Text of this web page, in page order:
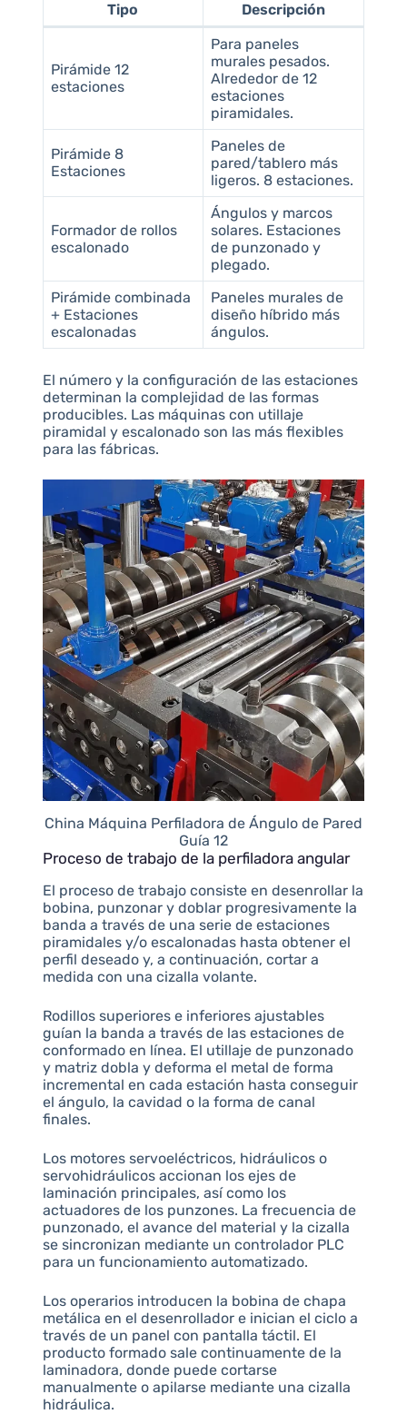
Tipo Descripción
Pirámide 12
estaciones
Para paneles
murales pesados.
Alrededor de 12
estaciones
piramidales.
Pirámide 8
Estaciones
Paneles de
pared/tablero más
ligeros. 8 estaciones.
Formador de rollos
escalonado
Ángulos y marcos
solares. Estaciones
de punzonado y
plegado.
Pirámide combinada
+ Estaciones
escalonadas
Paneles murales de
diseño híbrido más
ángulos.
El número y la configuración de las estaciones
determinan la complejidad de las formas
producibles. Las máquinas con utillaje
piramidal y escalonado son las más flexibles
para las fábricas.
China Máquina Perfiladora de Ángulo de Pared
Guía 12
Proceso de trabajo de la perfiladora angular
El proceso de trabajo consiste en desenrollar la
bobina, punzonar y doblar progresivamente la
banda a través de una serie de estaciones
piramidales y/o escalonadas hasta obtener el
perfil deseado y, a continuación, cortar a
medida con una cizalla volante.
Rodillos superiores e inferiores ajustables
guían la banda a través de las estaciones de
conformado en línea. El utillaje de punzonado
y matriz dobla y deforma el metal de forma
incremental en cada estación hasta conseguir
el ángulo, la cavidad o la forma de canal
finales.
Los motores servoeléctricos, hidráulicos o
servohidráulicos accionan los ejes de
laminación principales, así como los
actuadores de los punzones. La frecuencia de
punzonado, el avance del material y la cizalla
se sincronizan mediante un controlador PLC
para un funcionamiento automatizado.
Los operarios introducen la bobina de chapa
metálica en el desenrollador e inician el ciclo a
través de un panel con pantalla táctil. El
producto formado sale continuamente de la
laminadora, donde puede cortarse
manualmente o apilarse mediante una cizalla
hidráulica.